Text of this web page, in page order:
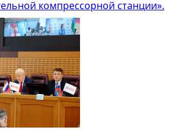
компрессорной станции».